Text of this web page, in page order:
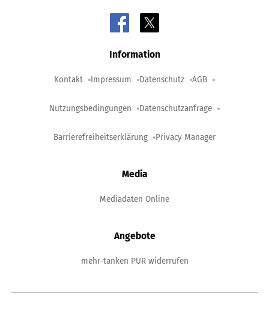
Information
Kontakt Impressum Datenschutz AGB
Nutzungsbedingungen Datenschutzanfrage
Barrierefreiheitserklärung Privacy Manager
Media
Mediadaten Online
Angebote
mehr-tanken PUR widerrufen